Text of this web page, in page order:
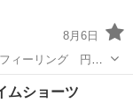
8月6日
ィーリング 円形
れない汚れなどご
は出来かね...
ムショーツ